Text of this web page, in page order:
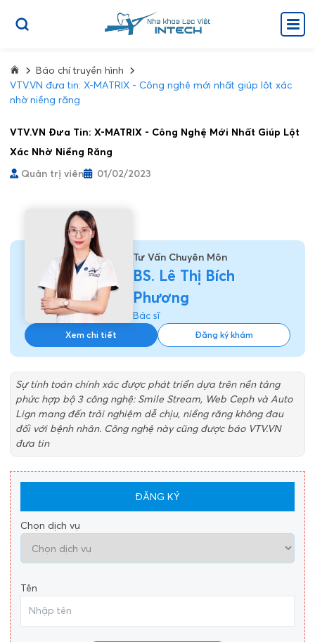
Báo chí truyền hình
VTV.VN đưa tin: X-MATRIX - Công nghệ mới nhất giúp lột xác
nhờ niềng răng
VTV.VN Đưa Tin: X-MATRIX - Công Nghệ Mới Nhất Giúp Lột
Xác Nhờ Niềng Răng
Quản trị viên
01/02/2023
Tư Vấn Chuyên Môn
BS. Lê Thị Bích
Phương
Bác sĩ
Xem chi tiết Đăng ký khám
Sự tính toán chính xác được phát triển dựa trên nền tảng
phức hợp bộ 3 công nghệ: Smile Stream, Web Ceph và Auto
Lign mang đến trải nghiệm dễ chịu, niềng răng không đau
đối với bệnh nhân. Công nghệ này cũng được báo VTV.VN
đưa tin
ĐĂNG KÝ
Chọn dịch vụ
Tên